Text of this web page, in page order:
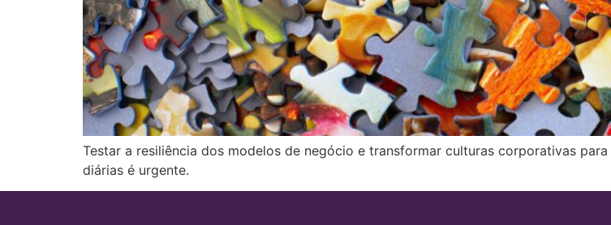
Testar a resiliência dos modelos de negócio e transformar culturas corporativas
diárias é urgente.